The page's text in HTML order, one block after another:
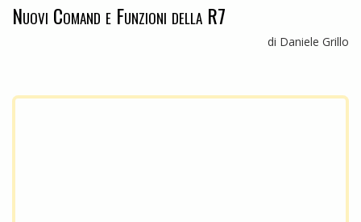
Nuovi Comand e Funzioni della R7
di Daniele Grillo